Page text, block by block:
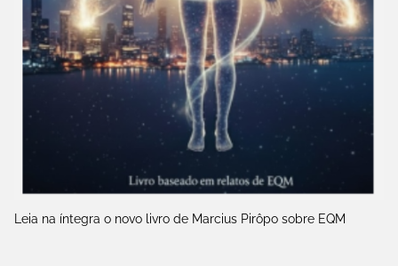
Leia na íntegra o novo livro de Marcius Pirôpo sobre EQM